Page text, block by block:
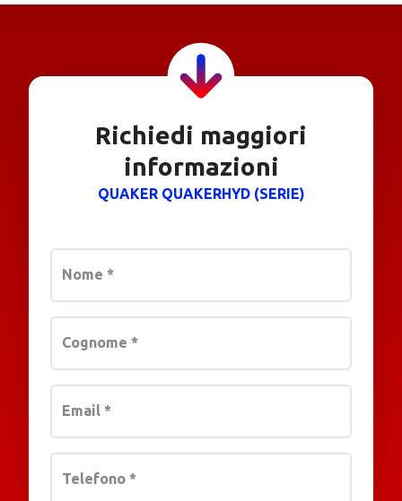
Richiedi maggiori
informazioni
QUAKER QUAKERHYD (SERIE)
Nome *
Cognome *
Email *
Telefono *